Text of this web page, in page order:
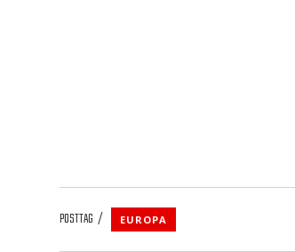
POSTTAG EUROPA